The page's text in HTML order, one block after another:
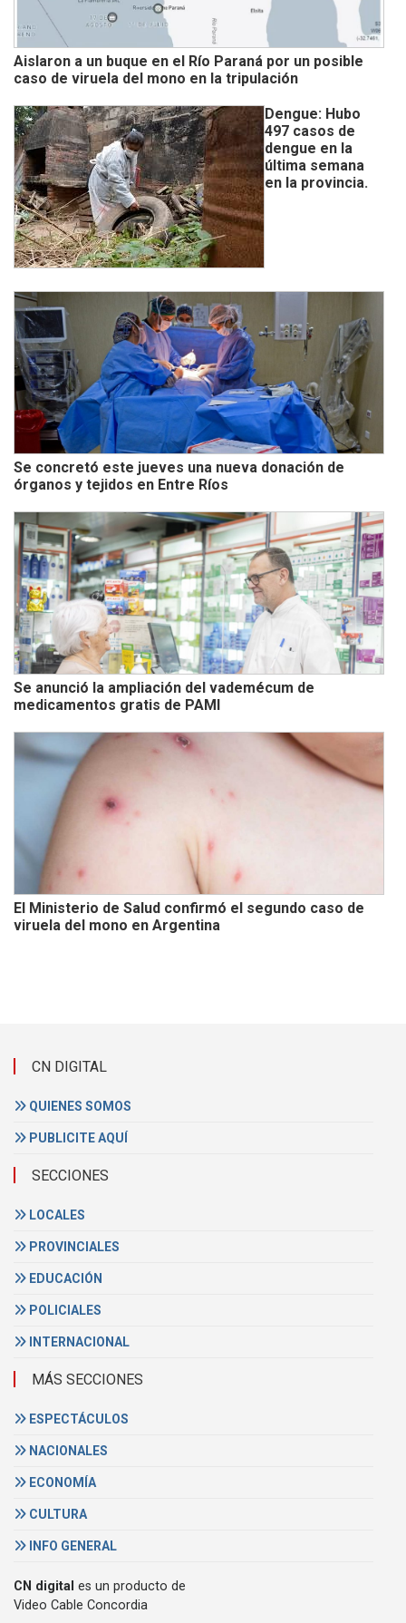
Aislaron a un buque en el Río Paraná por un posible
caso de viruela del mono en la tripulación
Dengue: Hubo
497 casos de
dengue en la
última semana
en la provincia.
Se concretó este jueves una nueva donación de
órganos y tejidos en Entre Ríos
Se anunció la ampliación del vademécum de
medicamentos gratis de PAMI
El Ministerio de Salud confirmó el segundo caso de
viruela del mono en Argentina
CN DIGITAL
QUIENES SOMOS
PUBLICITE AQUÍ
SECCIONES
LOCALES
PROVINCIALES
EDUCACIÓN
POLICIALES
INTERNACIONAL
MÁS SECCIONES
ESPECTÁCULOS
NACIONALES
ECONOMÍA
CULTURA
INFO GENERAL
CN digital es un producto de
Video Cable Concordia